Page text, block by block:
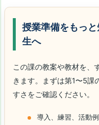
授業準備をもっ
生へ
この課の教案や教材を、
きます。まずは第1〜5課
すさをご確認ください。
導入、練習、活動